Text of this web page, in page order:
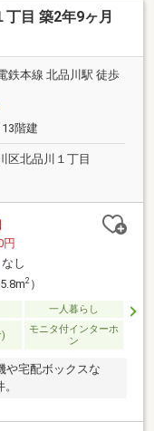
目 築2年9ヶ月
鉄本線 北品川駅 徒歩
階建
区北品川１丁目
円
なし
2）
一人暮らし
モニタ付インターホ
ン
や宅配ボックスな